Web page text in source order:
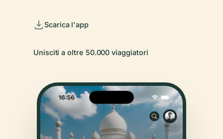
Scarica l'app
Unisciti a oltre 50.000 viaggiatori